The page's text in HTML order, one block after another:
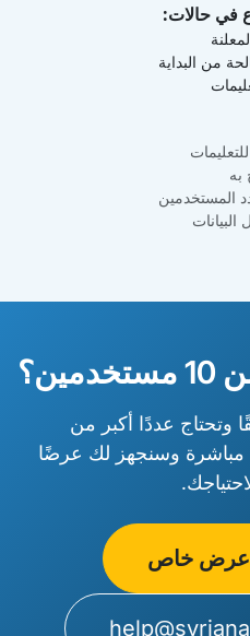
في حالات:
من البداية
به
المستخدمين
وتحتاج عددًا أكبر من
مباشرة وسنجهز لك عرضًا
عرض خاص